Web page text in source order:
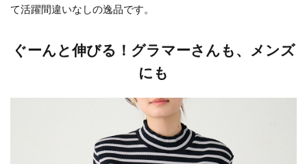
て活躍間違いなしの逸品です。
ぐーんと伸びる！グラマーさんも、メンズ
にも